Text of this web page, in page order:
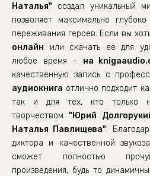
Наталья" создал уникальный
позволяет максимально
переживания героев. Если вы
онлайн или скачать её для
любое время - на
качественную запись с
аудиокнига отлично подходит
так и для тех, кто только
творчеством"Юрий
Наталья Павлищева".
диктора и качественной
сможет полностью
произведения, будь то